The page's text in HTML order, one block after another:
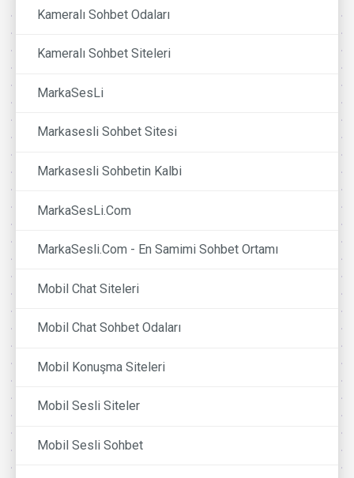
Kameralı Sohbet Odaları
Kameralı Sohbet Siteleri
MarkaSesLi
Markasesli Sohbet Sitesi
Markasesli Sohbetin Kalbi
MarkaSesLi.Com
MarkaSesli.Com - En Samimi Sohbet Ortamı
Mobil Chat Siteleri
Mobil Chat Sohbet Odaları
Mobil Konuşma Siteleri
Mobil Sesli Siteler
Mobil Sesli Sohbet